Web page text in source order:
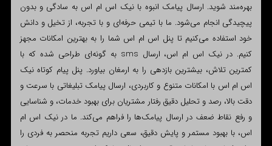
بهره‌مند شوید. ارسال پیامک انبوه با نیک اس ام اس به سادگی و بدون
پیچیدگی انجام می‌شود. ما با تیمی حرفه‌ای و با تجربه، از تخیل و دانش
خود استفاده می‌کنیم تا پنل اس ام اس شما را به بهترین امکانات مجهز
کنیم. در نیک اس ام اس، ارسال sms به گونه‌ای طراحی شده که با
کمترین تلاش، بیشترین بازدهی را به ارمغان بیاورد. پنل پیام کوتاه نیک
اس ام اس با امکانات متنوع و کاربردی، ارسال پیامک تبلیغاتی با سرعت و
دقت بالا، رصد و تحلیل دقیق رفتار مشتریان برای بهبود خدمات، و شناسایی
و رفع نقاط ضعف در ارسال پیامک‌ها را فراهم می‌کند. ما در نیک اس ام
اس، با بهبود مستمر و پایش دقیق، سعی داریم تجربه منحصر به فردی را